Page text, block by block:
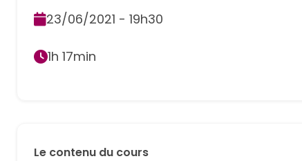
23/06/2021 - 19h30
1h 17min
Le contenu du cours